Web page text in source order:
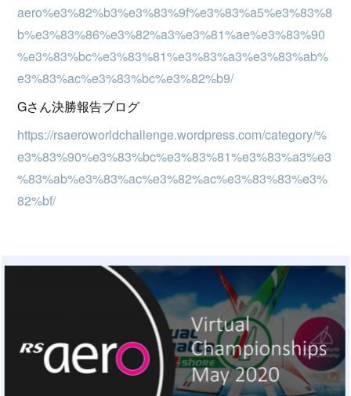
aero%e3%82%b3%e3%83%9f%e3%83%a5%e3%83%8
b%e3%83%86%e3%82%a3%e3%81%ae%e3%83%90
%e3%83%bc%e3%83%81%e3%83%a3%e3%83%ab%
e3%83%ac%e3%83%bc%e3%82%b9/
Gさん決勝報告ブログ
https://rsaeroworldchallenge.wordpress.com/category/%
e3%83%90%e3%83%bc%e3%83%81%e3%83%a3%e3
%83%ab%e3%83%ac%e3%82%ac%e3%83%83%e3%
82%bf/